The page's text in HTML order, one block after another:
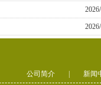
公司简介 新闻